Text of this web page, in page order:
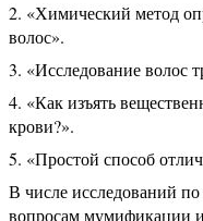
«Химический метод
волос».
«Исследование волос
«Как изъять
крови?».
«Простой способ
В числе исследований
вопросам мумификации